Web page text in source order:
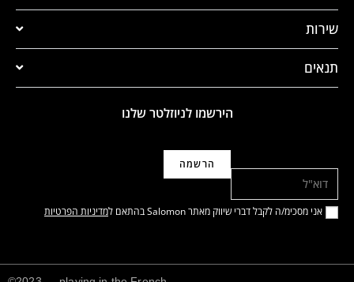
שירות
תנאים
הירשמו לניוזלטר שלנו
אני מסכימ/ה לקבל דברי שיווק מאתר Salomon בהתאם ל מדיניות הפרטיות